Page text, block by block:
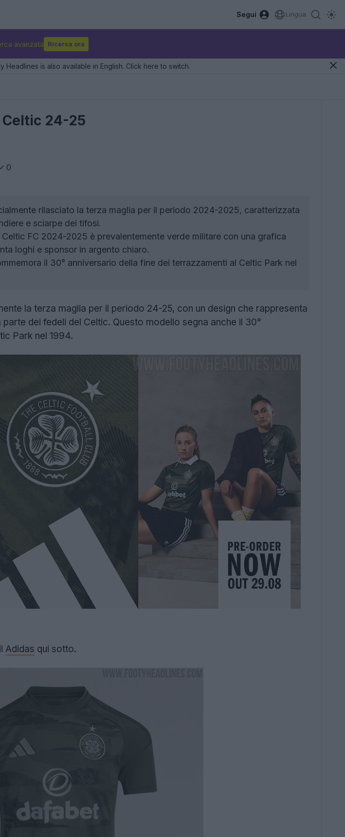
Segui Lingua
avanzata Ricerca ora
Headlines is also available in English. Click here to switch.
24-25
0
rilasciato la terza maglia per il periodo 2024-2025, caratterizzata
e sciarpe dei tifosi.
FC 2024-2025 è prevalentemente verde militare con una grafica
loghi e sponsor in argento chiaro.
il 30° anniversario della fine dei terrazzamenti al Celtic Park nel
la terza maglia per il periodo 24-25, con un design che rappresenta
dei fedeli del Celtic. Questo modello segna anche il 30°
Park nel 1994.
Adidas qui sotto.